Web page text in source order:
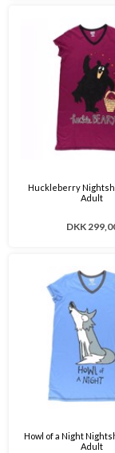
Huckleberry
Adult
DKK
Howl of a Night
Adult